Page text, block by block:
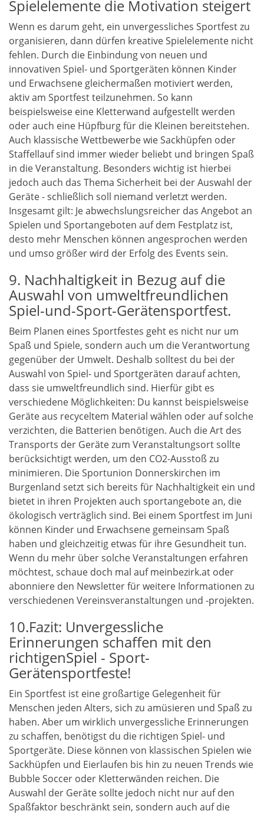
Spielelemente die Motivation steigert
Wenn es darum geht, ein unvergessliches Sportfest zu
organisieren, dann dürfen kreative Spielelemente nicht
fehlen. Durch die Einbindung von neuen und
innovativen Spiel- und Sportgeräten können Kinder
und Erwachsene gleichermaßen motiviert werden,
aktiv am Sportfest teilzunehmen. So kann
beispielsweise eine Kletterwand aufgestellt werden
oder auch eine Hüpfburg für die Kleinen bereitstehen.
Auch klassische Wettbewerbe wie Sackhüpfen oder
Staffellauf sind immer wieder beliebt und bringen Spaß
in die Veranstaltung. Besonders wichtig ist hierbei
jedoch auch das Thema Sicherheit bei der Auswahl der
Geräte - schließlich soll niemand verletzt werden.
Insgesamt gilt: Je abwechslungsreicher das Angebot an
Spielen und Sportangeboten auf dem Festplatz ist,
desto mehr Menschen können angesprochen werden
und umso größer wird der Erfolg des Events sein.
9. Nachhaltigkeit in Bezug auf die
Auswahl von umweltfreundlichen
Spiel-und-Sport-Gerätensportfest.
Beim Planen eines Sportfestes geht es nicht nur um
Spaß und Spiele, sondern auch um die Verantwortung
gegenüber der Umwelt. Deshalb solltest du bei der
Auswahl von Spiel- und Sportgeräten darauf achten,
dass sie umweltfreundlich sind. Hierfür gibt es
verschiedene Möglichkeiten: Du kannst beispielsweise
Geräte aus recyceltem Material wählen oder auf solche
verzichten, die Batterien benötigen. Auch die Art des
Transports der Geräte zum Veranstaltungsort sollte
berücksichtigt werden, um den CO2-Ausstoß zu
minimieren. Die Sportunion Donnerskirchen im
Burgenland setzt sich bereits für Nachhaltigkeit ein und
bietet in ihren Projekten auch sportangebote an, die
ökologisch verträglich sind. Bei einem Sportfest im Juni
können Kinder und Erwachsene gemeinsam Spaß
haben und gleichzeitig etwas für ihre Gesundheit tun.
Wenn du mehr über solche Veranstaltungen erfahren
möchtest, schaue doch mal auf meinbezirk.at oder
abonniere den Newsletter für weitere Informationen zu
verschiedenen Vereinsveranstaltungen und -projekten.
10.Fazit: Unvergessliche
Erinnerungen schaffen mit den
richtigenSpiel - Sport-
Gerätensportfeste!
Ein Sportfest ist eine großartige Gelegenheit für
Menschen jeden Alters, sich zu amüsieren und Spaß zu
haben. Aber um wirklich unvergessliche Erinnerungen
zu schaffen, benötigst du die richtigen Spiel- und
Sportgeräte. Diese können von klassischen Spielen wie
Sackhüpfen und Eierlaufen bis hin zu neuen Trends wie
Bubble Soccer oder Kletterwänden reichen. Die
Auswahl der Geräte sollte jedoch nicht nur auf den
Spaßfaktor beschränkt sein, sondern auch auf die